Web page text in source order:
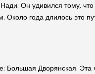
Нади. Он удивился тому,
Около года длилось это
Большая Дворянская. Эта